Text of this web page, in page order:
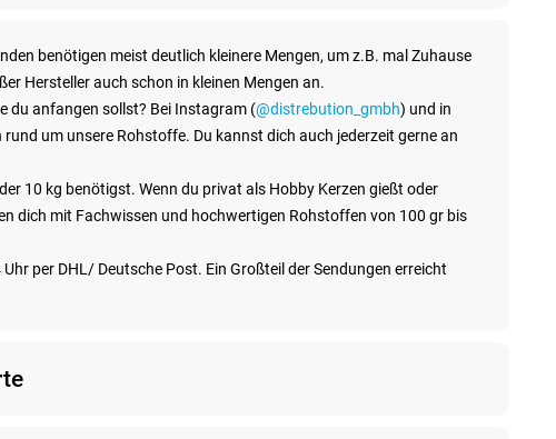
benötigen meist deutlich kleinere Mengen, um z.B. mal Zuhause
Hersteller auch schon in kleinen Mengen an.
du anfangen sollst? Bei Instagram (@distrebution_gmbh) und in
um unsere Rohstoffe. Du kannst dich auch jederzeit gerne an
10 kg benötigst. Wenn du privat als Hobby Kerzen gießt oder
dich mit Fachwissen und hochwertigen Rohstoffen von 100 gr bis
per DHL/ Deutsche Post. Ein Großteil der Sendungen erreicht